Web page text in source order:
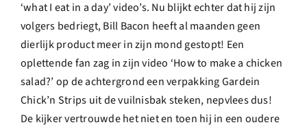
‘what I eat in a day’ video’s. Nu blijkt echter dat hij zijn
volgers bedriegt, Bill Bacon heeft al maanden geen
dierlijk product meer in zijn mond gestopt! Een
oplettende fan zag in zijn video ‘How to make a chicken
salad?’ op de achtergrond een verpakking Gardein
Chick’n Strips uit de vuilnisbak steken, nepvlees dus!
De kijker vertrouwde het niet en toen hij in een oudere